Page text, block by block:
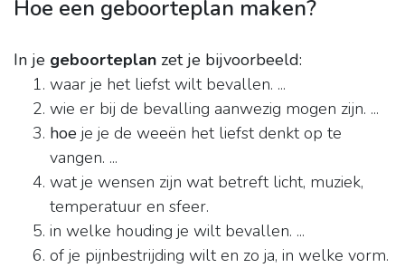
Hoe een geboorteplan maken?
In je geboorteplan zet je bijvoorbeeld:
waar je het liefst wilt bevallen. ...
wie er bij de bevalling aanwezig mogen zijn. ...
hoe je je de weeën het liefst denkt op te
vangen. ...
wat je wensen zijn wat betreft licht, muziek,
temperatuur en sfeer.
in welke houding je wilt bevallen. ...
of je pijnbestrijding wilt en zo ja, in welke vorm.